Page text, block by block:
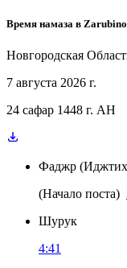
Время намаза в Zarubino
Новгородская
7 августа 2026 г.
24 сафар 1448 г. AH
Фаджр (
(Начало поста)
Шурук
4:41